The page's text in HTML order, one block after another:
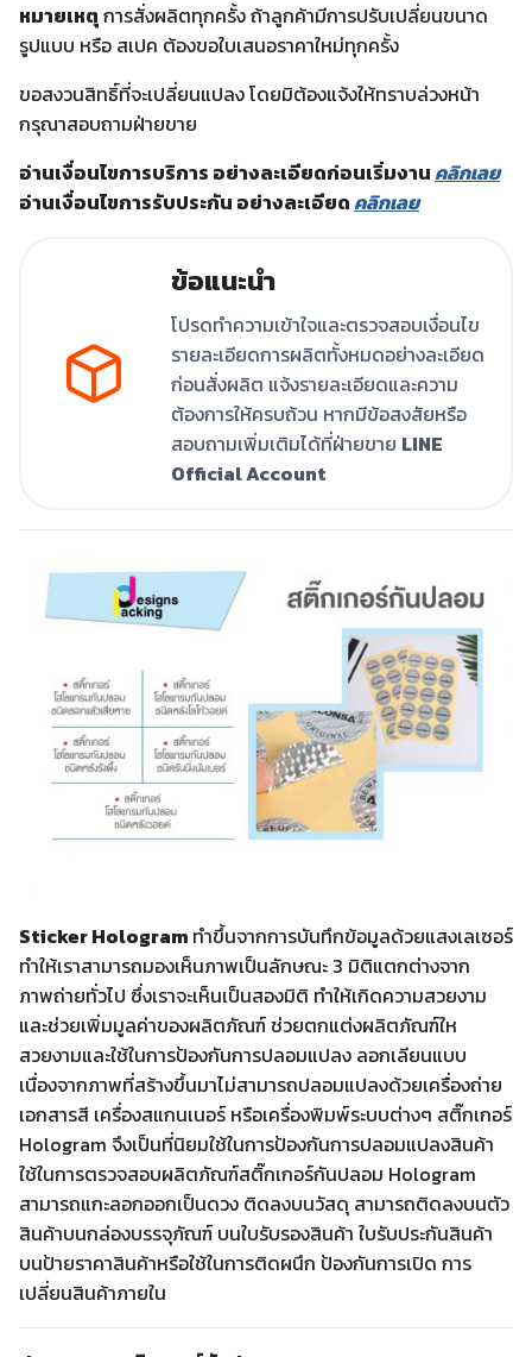
หมายเหตุการสั่งผลิตทุกครั้ง ถ้าลูกค้ามีการปรับเปลี่ยนขนาด
รูปแบบ หรือ สเปค ต้องขอใบเสนอราคาใหม่ทุกครั้ง
ขอสงวนสิทธิ์ที่จะเปลี่ยนแปลง โดยมิต้องแจ้งให้ทราบล่วงหน้า
กรุณาสอบถามฝ่ายขาย
อ่านเงื่อนไขการบริการ อย่างละเอียดก่อนเริ่มงานคลิกเลย
อ่านเงื่อนไขการรับประกัน อย่างละเอียดคลิกเลย
ข้อแนะนำ
โปรดทำความเข้าใจและตรวจสอบเงื่อนไข
รายละเอียดการผลิตทั้งหมดอย่างละเอียด
ก่อนสั่งผลิต แจ้งรายละเอียดและความ
ต้องการให้ครบถ้วน หากมีข้อสงสัยหรือ
สอบถามเพิ่มเติมได้ที่ฝ่ายขาย LINE
Official Account
Sticker Hologram ทำขึ้นจากการบันทึกข้อมูลด้วยแสงเลเซอร์
ทำให้เราสามารถมองเห็นภาพเป็นลักษณะ 3 มิติแตกต่างจาก
ภาพถ่ายทั่วไป ซึ่งเราจะเห็นเป็นสองมิติ ทำให้เกิดความสวยงาม
และช่วยเพิ่มมูลค่าของผลิตภัณฑ์ ช่วยตกแต่งผลิตภัณฑ์ให
สวยงามและใช้ในการป้องกันการปลอมแปลง ลอกเลียนแบบ
เนื่องจากภาพที่สร้างขึ้นมาไม่สามารถปลอมแปลงด้วยเครื่องถ่าย
เอกสารสี เครื่องสแกนเนอร์ หรือเครื่องพิมพ์ระบบต่างๆ สติ๊กเกอร์
Hologram จึงเป็นที่นิยมใช้ในการป้องกันการปลอมแปลงสินค้า
ใช้ในการตรวจสอบผลิตภัณฑ์สติ๊กเกอร์กันปลอม Hologram
สามารถแกะลอกออกเป็นดวง ติดลงบนวัสดุ สามารถติดลงบนตัว
สินค้าบนกล่องบรรจุภัณฑ์ บนใบรับรองสินค้า ใบรับประกันสินค้า
บนป้ายราคาสินค้าหรือใช้ในการติดผนึก ป้องกันการเปิด การ
เปลี่ยนสินค้าภายใน